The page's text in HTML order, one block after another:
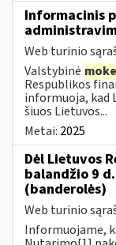
Informacinis
Web turinio
Valstybinė
Respublikos
informuoja, kad
šiuos Lietuvos...
Metai: 2025
Dėl Lietuvos
balandžio 9
(banderolės)
Web turinio
Informuojame,